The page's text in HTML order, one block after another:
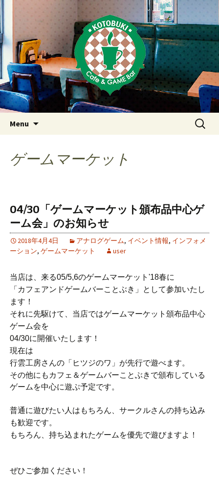
東京・西荻窪・上井草・上石神
井のカフェ＆ゲームバーこと
ぶき
Just another WordPress site
Menu
検
索:
ゲームマーケット
04/30「ゲームマーケット頒布品中心ゲ
ーム会」のお知らせ
2018年4月4日 アナログゲーム, イベント情報, インフォメ
ーション, ゲームマーケット user
当店は、来る05/5,6のゲームマーケット'18春に
「カフェアンドゲームバーことぶき」として参加いたし
ます！
それに先駆けて、当店ではゲームマーケット頒布品中心
ゲーム会を
04/30に開催いたします！
現在は
行雲工房さんの「ヒツジのワ」が先行で遊べます。
その他にもカフェ＆ゲームバーことぶきで頒布している
ゲームを中心に遊ぶ予定です。
普通に遊びたい人はもちろん、サークルさんの持ち込み
も歓迎です。
もちろん、持ち込まれたゲームを優先で遊びますよ！
ぜひご参加ください！